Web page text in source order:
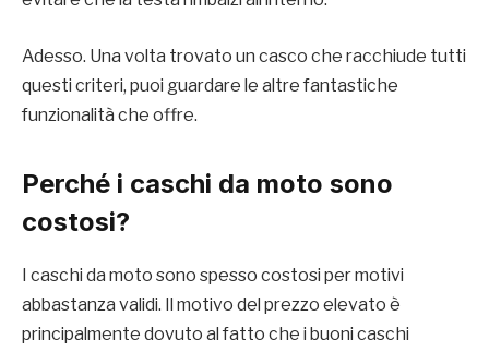
Adesso. Una volta trovato un casco che racchiude tutti
questi criteri, puoi guardare le altre fantastiche
funzionalità che offre.
Perché i caschi da moto sono
costosi?
I caschi da moto sono spesso costosi per motivi
abbastanza validi. Il motivo del prezzo elevato è
principalmente dovuto al fatto che i buoni caschi